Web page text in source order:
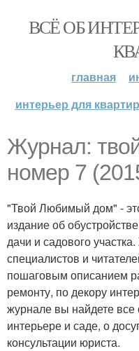
ВСЁ ОБ
главная
интерьер для
Журнал:
номер 7
"Твой Любимый дом" -
издание об
дачи и садового
специалистов и
пошаговым описанием
ремонту, по декору
журнале вы найдете
интерьере и саде, о
консультации юриста.